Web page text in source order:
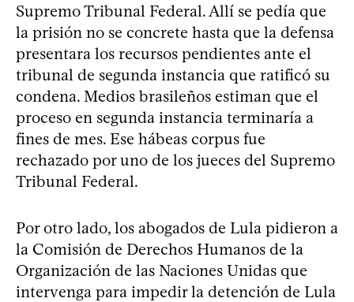
Supremo Tribunal Federal. Allí se pedía que
la prisión no se concrete hasta que la defensa
presentara los recursos pendientes ante el
tribunal de segunda instancia que ratificó su
condena. Medios brasileños estiman que el
proceso en segunda instancia terminaría a
fines de mes. Ese hábeas corpus fue
rechazado por uno de los jueces del Supremo
Tribunal Federal.
Por otro lado, los abogados de Lula pidieron a
la Comisión de Derechos Humanos de la
Organización de las Naciones Unidas que
intervenga para impedir la detención de Lula